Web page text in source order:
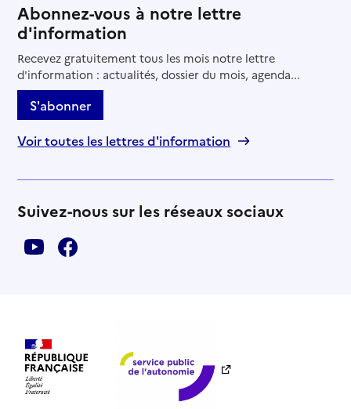
Abonnez-vous à notre lettre
d'information
Recevez gratuitement tous les mois notre lettre
d'information : actualités, dossier du mois, agenda...
S'abonner
Voir toutes les lettres d'information
Suivez-nous sur les réseaux sociaux